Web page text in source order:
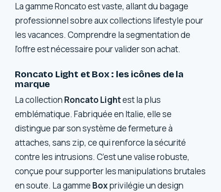
La gamme Roncato est vaste, allant du bagage
professionnel sobre aux collections lifestyle pour
les vacances. Comprendre la segmentation de
l’offre est nécessaire pour valider son achat.
Roncato Light et Box : les icônes de la
marque
La collection Roncato Lightest la plus
emblématique. Fabriquée en Italie, elle se
distingue par son système de fermeture à
attaches, sans zip, ce qui renforce la sécurité
contre les intrusions. C’est une valise robuste,
conçue pour supporter les manipulations brutales
en soute. La gamme Boxprivilégie un design